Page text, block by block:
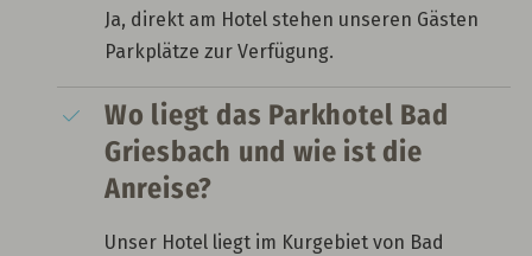
Ja, direkt am Hotel stehen unseren Gästen
Parkplätze zur Verfügung.
Wo liegt das Parkhotel Bad
Griesbach und wie ist die
Anreise?
Unser Hotel liegt im Kurgebiet von Bad